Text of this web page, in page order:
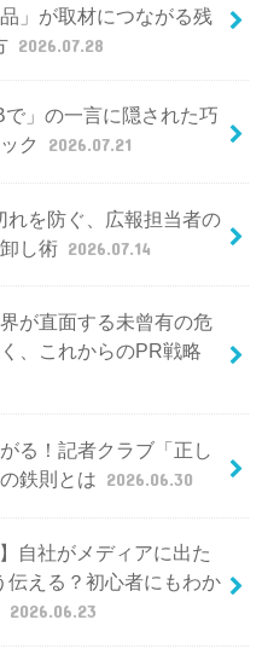
品」が取材につながる残
2026.07.28
で」の一言に隠された巧
ク
2026.07.21
れを防ぐ、広報担当者の
し術 2026.07.14
が直面する未曾有の危
、これからのPR戦略
る！記者クラブ「正し
鉄則とは 2026.06.30
自社がメディアに出た
伝える？初心者にもわか
2026.06.23